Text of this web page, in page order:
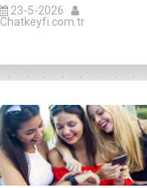
23-5-2026
Chatkeyfi.com.tr